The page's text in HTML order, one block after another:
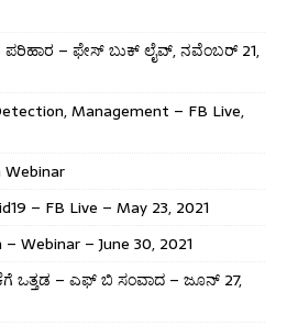
ಪರಿಹಾರ – ಫೇಸ್ ಬುಕ್ ಲೈವ್, ನವೆಂಬರ್ 21,
Management – FB Live,
Webinar
– FB Live – May 23, 2021
Webinar – June 30, 2021
ಒತ್ತಡ – ಎಫ್ ಬಿ ಸಂವಾದ – ಜೂನ್ 27,